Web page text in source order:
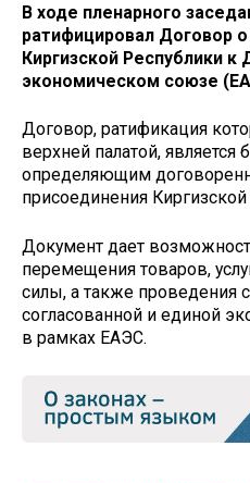
В ходе пленарного
ратифицировал Договор
Киргизской Республики к
экономическом союзе
Договор, ратификация
верхней палатой,
определяющим
присоединения
Документ дает
перемещения товаров,
силы, а также проведения
согласованной и единой
в рамках ЕАЭС.